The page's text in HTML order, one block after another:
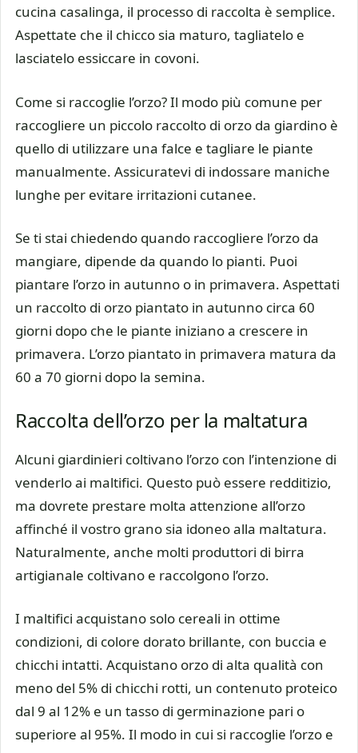
cucina casalinga, il processo di raccolta è semplice.
Aspettate che il chicco sia maturo, tagliatelo e
lasciatelo essiccare in covoni.
Come si raccoglie l’orzo? Il modo più comune per
raccogliere un piccolo raccolto di orzo da giardino è
quello di utilizzare una falce e tagliare le piante
manualmente. Assicuratevi di indossare maniche
lunghe per evitare irritazioni cutanee.
Se ti stai chiedendo quando raccogliere l’orzo da
mangiare, dipende da quando lo pianti. Puoi
piantare l’orzo in autunno o in primavera. Aspettati
un raccolto di orzo piantato in autunno circa 60
giorni dopo che le piante iniziano a crescere in
primavera. L’orzo piantato in primavera matura da
60 a 70 giorni dopo la semina.
Raccolta dell’orzo per la maltatura
Alcuni giardinieri coltivano l’orzo con l’intenzione di
venderlo ai maltifici. Questo può essere redditizio,
ma dovrete prestare molta attenzione all’orzo
affinché il vostro grano sia idoneo alla maltatura.
Naturalmente, anche molti produttori di birra
artigianale coltivano e raccolgono l’orzo.
I maltifici acquistano solo cereali in ottime
condizioni, di colore dorato brillante, con buccia e
chicchi intatti. Acquistano orzo di alta qualità con
meno del 5% di chicchi rotti, un contenuto proteico
dal 9 al 12% e un tasso di germinazione pari o
superiore al 95%. Il modo in cui si raccoglie l’orzo e